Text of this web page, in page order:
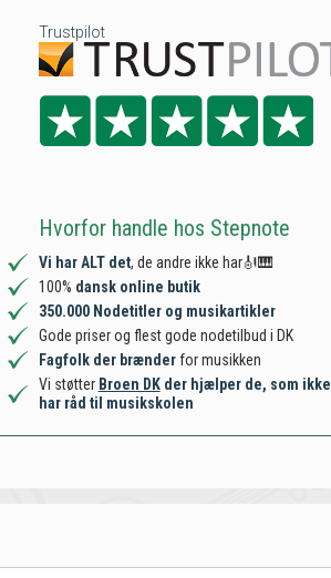
Trustpilot
Hvorfor handle hos Stepnote
Vi har ALT det, de andre ikke har🎻🎹
100% dansk online butik
350.000 Nodetitler og musikartikler
Gode priser og flest gode nodetilbud i DK
Fagfolk der brænderfor musikken
Vi støtter Broen DKder hjælper de, som ikke
har råd til musikskolen